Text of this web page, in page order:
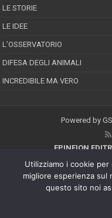
LE STORIE
LE IDEE
L’OSSERVATORIO
DIFESA DEGLI ANIMALI
INCREDIBILE MA VERO
Powered by
EPINEION
Direttore
Riproduzione riservata
Utilizziamo i cookie
migliore esperienza sul
questo sito noi